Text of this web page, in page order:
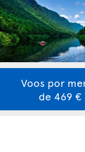
Voos por
de 469 €